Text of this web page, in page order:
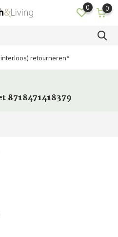
0 0
retourneren*
8718471418379